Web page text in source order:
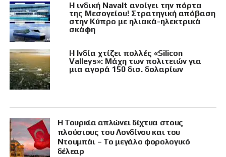
Η ινδική Navalt ανοίγει την πόρτα
της Μεσογείου! Στρατηγική απόβαση
στην Κύπρο με ηλιακά-ηλεκτρικά
σκάφη
Η Ινδία χτίζει πολλές «Silicon
Valleys»: Μάχη των πολιτειών για
μια αγορά 150 δισ. δολαρίων
Η Τουρκία απλώνει δίχτυα στους
πλούσιους του Λονδίνου και του
Ντουμπάι – Το μεγάλο φορολογικό
δέλεαρ